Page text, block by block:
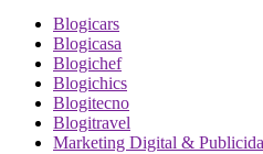
Blogicars
Blogicasa
Blogichef
Blogichics
Blogitecno
Blogitravel
Marketing Digital &